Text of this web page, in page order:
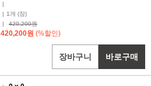
1개 (장)
420,200원
420,200원 (%할인)
바로구매
장바구니